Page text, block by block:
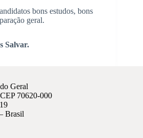
bons estudos, bons
geral.
Salvar.
Geral
70620-000
Brasil